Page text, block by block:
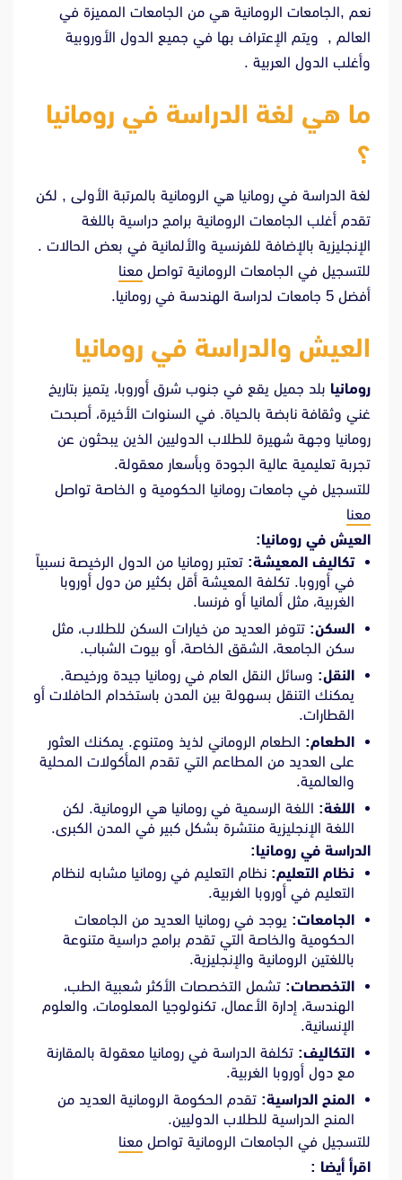
نعم ,الجامعات الرومانية هي من الجامعات المميزة في
العالم , ويتم الإعتراف بها في جميع الدول الأوروبية
وأغلب الدول العربية .
ما هي لغة الدراسة في رومانيا
؟
لغة الدراسة في رومانيا هي الرومانية بالمرتبة الأولى , لكن
تقدم أغلب الجامعات الرومانية برامج دراسية باللغة
الإنجليزية بالإضافة للفرنسية والألمانية في بعض الحالات .
للتسجيل في الجامعات الرومانية تواصل معنا
أفضل 5 جامعات لدراسة الهندسة في رومانيا.
العيش والدراسة في رومانيا
رومانيا بلد جميل يقع في جنوب شرق أوروبا، يتميز بتاريخ
غني وثقافة نابضة بالحياة. في السنوات الأخيرة، أصبحت
رومانيا وجهة شهيرة للطلاب الدوليين الذين يبحثون عن
تجربة تعليمية عالية الجودة وبأسعار معقولة.
للتسجيل في جامعات رومانيا الحكومية و الخاصة تواصل
معنا
العيش في رومانيا:
تكاليف المعيشة: تعتبر رومانيا من الدول الرخيصة نسبياً
في أوروبا. تكلفة المعيشة أقل بكثير من دول أوروبا
الغربية، مثل ألمانيا أو فرنسا.
السكن: تتوفر العديد من خيارات السكن للطلاب، مثل
سكن الجامعة، الشقق الخاصة، أو بيوت الشباب.
النقل: وسائل النقل العام في رومانيا جيدة ورخيصة.
يمكنك التنقل بسهولة بين المدن باستخدام الحافلات أو
القطارات.
الطعام: الطعام الروماني لذيذ ومتنوع. يمكنك العثور
على العديد من المطاعم التي تقدم المأكولات المحلية
والعالمية.
اللغة: اللغة الرسمية في رومانيا هي الرومانية. لكن
اللغة الإنجليزية منتشرة بشكل كبير في المدن الكبرى.
الدراسة في رومانيا:
نظام التعليم: نظام التعليم في رومانيا مشابه لنظام
التعليم في أوروبا الغربية.
الجامعات: يوجد في رومانيا العديد من الجامعات
الحكومية والخاصة التي تقدم برامج دراسية متنوعة
باللغتين الرومانية والإنجليزية.
التخصصات: تشمل التخصصات الأكثر شعبية الطب،
الهندسة، إدارة الأعمال، تكنولوجيا المعلومات، والعلوم
الإنسانية.
التكاليف: تكلفة الدراسة في رومانيا معقولة بالمقارنة
مع دول أوروبا الغربية.
المنح الدراسية: تقدم الحكومة الرومانية العديد من
المنح الدراسية للطلاب الدوليين.
للتسجيل في الجامعات الرومانية تواصل معنا
اقرأ أيضا :